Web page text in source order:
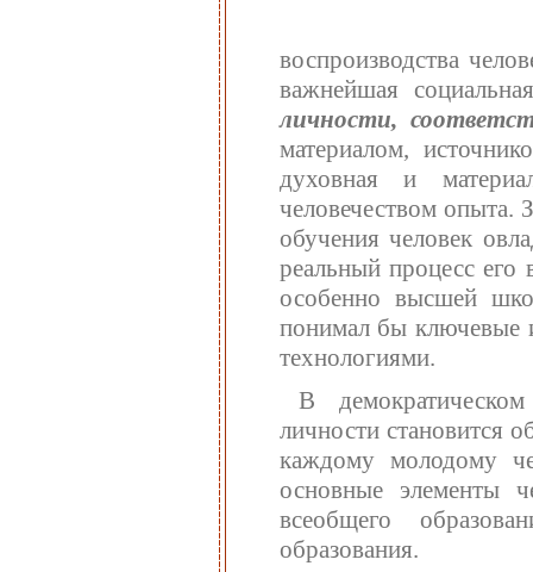
воспроизводства
важнейшая
личности,
материалом,
духовная и
человечеством опыта.
обучения человек
реальный процесс
особенно высшей
понимал бы ключевые
технологиями.
В
личности становится
каждому молодому
основные элементы
всеобщего
образования.